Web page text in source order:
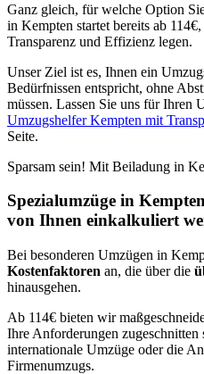
Ganz gleich, für welche Option
in Kempten startet bereits ab
Transparenz und Effizienz legen.
Unser Ziel ist es, Ihnen ein
Bedürfnissen entspricht, ohne
müssen. Lassen Sie uns für Ihren
Umzugshelfer Kempten mit
Seite.
Sparsam sein! Mit Beiladung in
Spezialumzüge in
von Ihnen einkalkuliert
Bei besonderen Umzügen in
Kostenfaktoren an, die über die
hinausgehen.
Ab 114€ bieten wir
Ihre Anforderungen
internationale Umzüge oder die
Firmenumzugs.